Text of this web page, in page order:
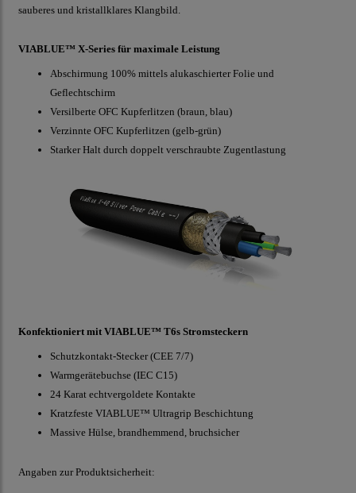
sauberes und kristallklares Klangbild.
VIABLUE™ X-Series für maximale Leistung
Abschirmung 100% mittels alukaschierter Folie und
Geflechtschirm
Versilberte OFC Kupferlitzen (braun, blau)
Verzinnte OFC Kupferlitzen (gelb-grün)
Starker Halt durch doppelt verschraubte Zugentlastung
Konfektioniert mit VIABLUE™ T6s Stromsteckern
Schutzkontakt-Stecker (CEE 7/7)
Warmgerätebuchse (IEC C15)
24 Karat echtvergoldete Kontakte
Kratzfeste VIABLUE™ Ultragrip Beschichtung
Massive Hülse, brandhemmend, bruchsicher
Angaben zur Produktsicherheit: